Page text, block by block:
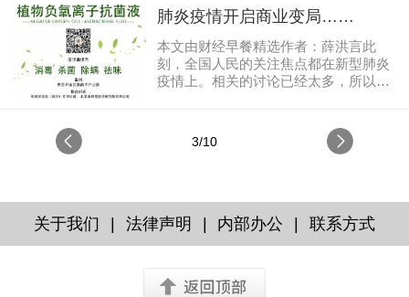
和经济社会发展工作部署会议并发表重
要讲话，强调毫不放松抓紧抓实抓细防
控工作，统筹做好经济社会发展各项工
作。同时指出，要发挥行业协会、商会
等社会组织的作用指导和帮助企业等会
复工复产疫情防控措施指南》，督促落
实疫情防控措施，做好通风、消毒、体
肺炎疫情开启商业变局……
本文由财经早餐精选作者：薛洪言此
刻，全国人民的关注焦点都在新型肺炎
疫情上。相关的讨论已经太多，所以我
挥之不去，对人类社会的影响也是深刻
无比——在带来挑战的同时，也能从很
社会的发展进步，甚至还能改变文明的
走向。 当下新型冠状病毒流行，作为重
大公共事件，疫情本身牵动了一系列社
变，这些变化又会给商业世界带来哪些
机遇和变革呢？...
3/10
关于我们 | 法律声明 | 内部办公 | 联系方式